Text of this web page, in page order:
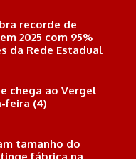
recorde de
2025 com 95%
da Rede Estadual
chega ao Vergel
feira (4)
tamanho do